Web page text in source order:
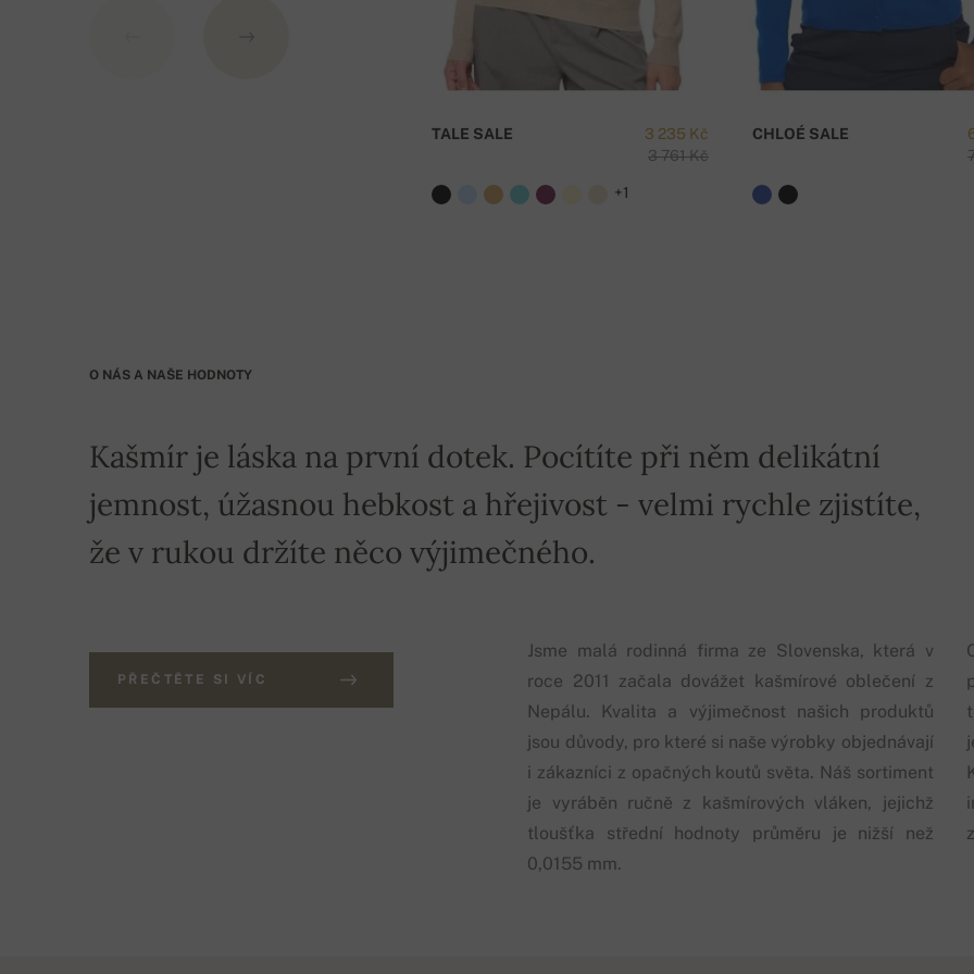
. Při objednávce nad 5000 Kč je doprava zdarma!
3 235 Kč
3 761 Kč
TALE SALE
+1
CHLOÉ SALE
O NÁS A NAŠE HODNOTY
Kašmír je láska na první dotek. Pocítíte při něm delikátní
jemnost, úžasnou hebkost a hřejivost - velmi rychle zjistíte,
že v rukou držíte něco výjimečného.
Jsme malá rodinná firma ze Slovenska, která v
roce 2011 začala dovážet kašmírové oblečení z
Nepálu. Kvalita a výjimečnost našich produktů
jsou důvody, pro které si naše výrobky objednávají
i zákazníci z opačných koutů světa. Náš sortiment
je vyráběn ručně z kašmírových vláken, jejichž
tloušťka střední hodnoty průměru je nižší než
0,0155 mm.
PŘEČTĚTE SI VÍC